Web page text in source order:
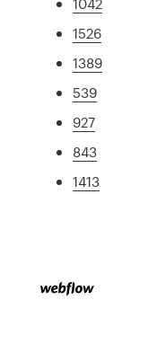
1526
1389
539
927
843
1413